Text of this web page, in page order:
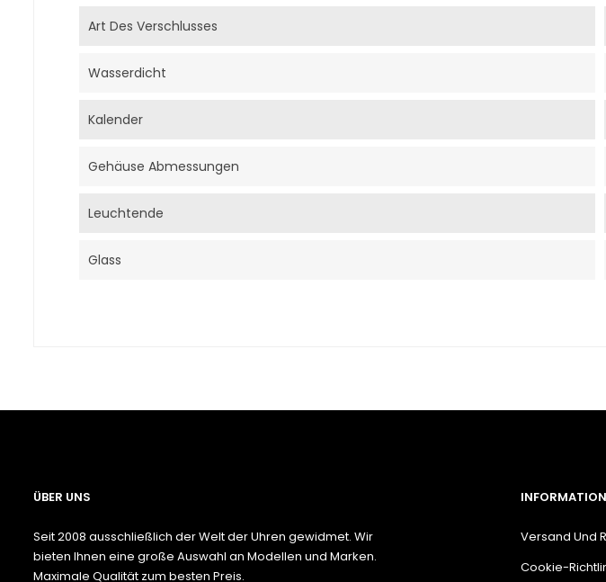
Art Des Verschlusses
Wasserdicht
Kalender
Gehäuse Abmessungen
Leuchtende
Glass
ÜBER UNS
Seit 2008 ausschließlich der Welt der Uhren gewidmet. Wir
bieten Ihnen eine große Auswahl an Modellen und Marken.
Maximale Qualität zum besten Preis.
Versand Und
Cookie-